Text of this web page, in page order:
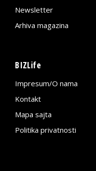
Newsletter
Arhiva magazina
BIZLife
Impresum/O nama
Kontakt
Mapa sajta
Politika privatnosti